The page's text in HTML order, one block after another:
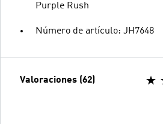
Purple Rush
Número de artículo: JH7648
Valoraciones (62)